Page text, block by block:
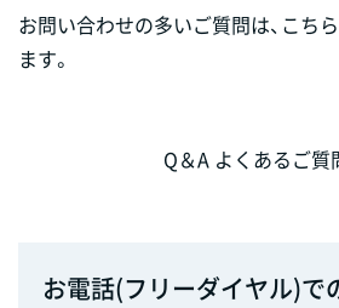
お問い合わせの多いご質問は、こち
ます。
Q＆A よくあるご質
お電話(フリーダイヤル)で